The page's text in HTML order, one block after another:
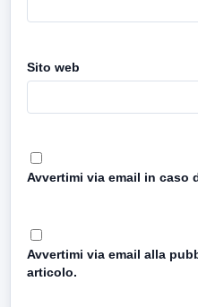
Sito web
Avvertimi via email in caso
Avvertimi via email alla
articolo.